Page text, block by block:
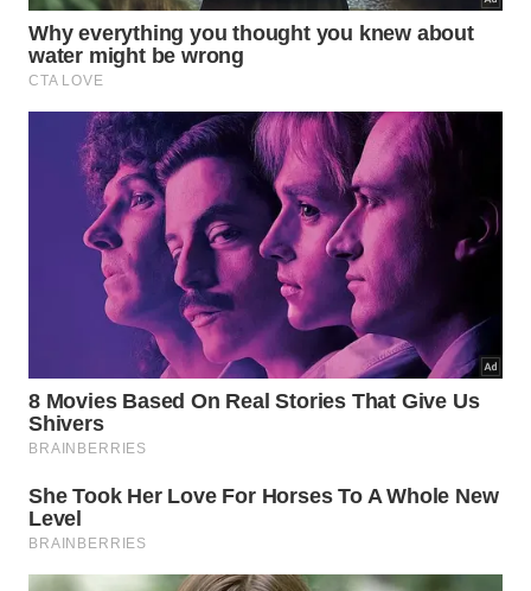
o básico.
“Alguns alunos se adaptam estudando a matéria do
matérias. Há ainda aqueles que não estudam, que
acreditam que só assistir às aulas é suficiente, tudo
depende do objetivo. Ele deve estar ciente de que
colherá o que investiu e, se não investiu, também
não vai colher”, observa.